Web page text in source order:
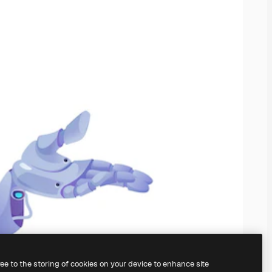
to the storing of cookies on your device to enhance site